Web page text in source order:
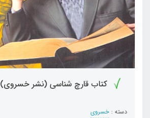
کتاب قارچ شناسی (نشر خسروی)
دسته : خسروی